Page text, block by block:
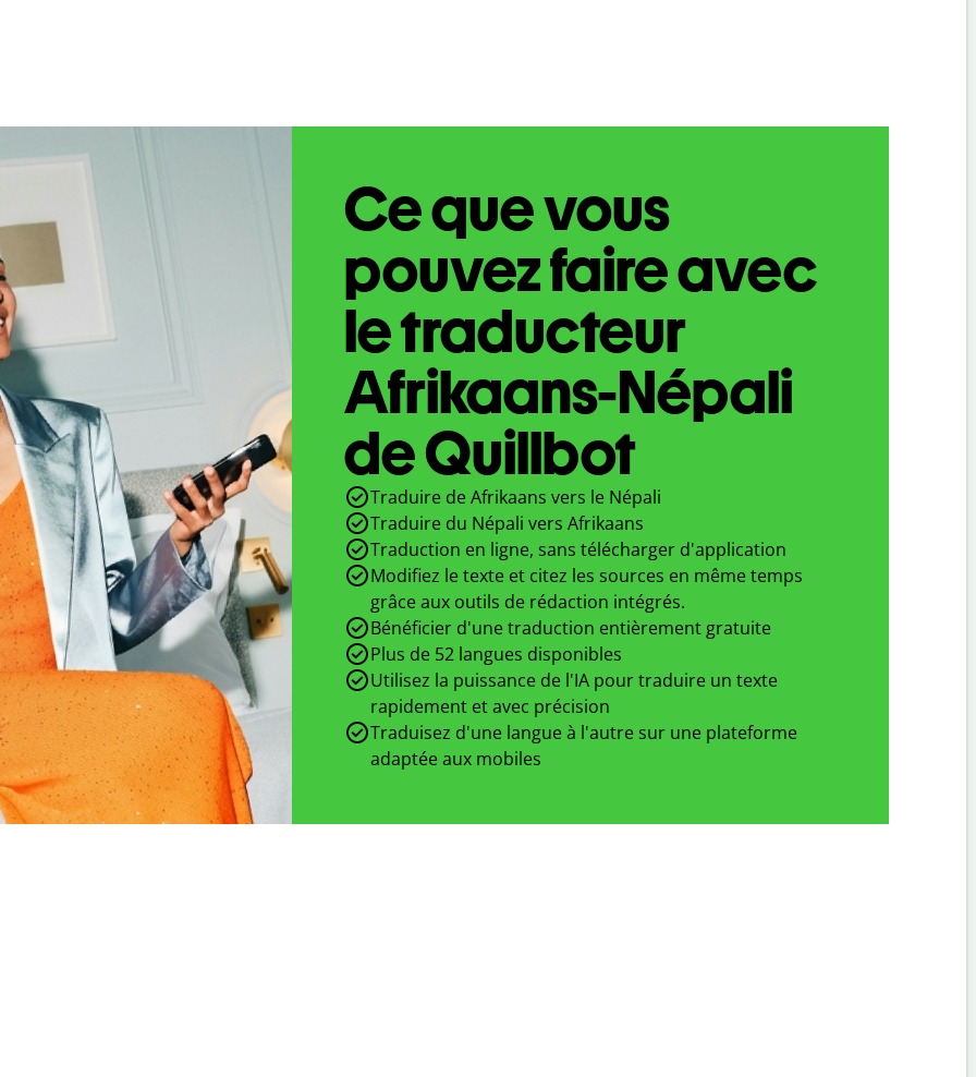
Ce que vous
pouvez faire avec
le traducteur
Afrikaans-Népali
de Quillbot
Traduire de Afrikaans vers le Népali
Traduire du Népali vers Afrikaans
Traduction en ligne, sans télécharger d'application
Modifiez le texte et citez les sources en même temps
grâce aux outils de rédaction intégrés.
Bénéficier d'une traduction entièrement gratuite
Plus de 52 langues disponibles
Utilisez la puissance de l'IA pour traduire un texte
rapidement et avec précision
Traduisez d'une langue à l'autre sur une plateforme
adaptée aux mobiles